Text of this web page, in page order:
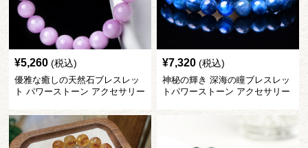
¥5,260 (税込)
優雅な癒しの天然石ブレスレッ
ト パワーストーン アクセサリー
¥7,320 (税込)
神秘の輝き 深海の瞳ブレスレッ
トパワーストーン アクセサリー